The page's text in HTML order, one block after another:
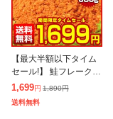
【最大半額以下タイム
セール!】 鮭フレーク
業務用 訳あり【大容量
メガ盛り 北海道.鮭フレ
1,699円 1,890円
送料無料